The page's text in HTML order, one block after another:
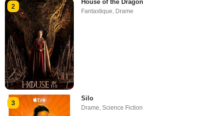
2
House of the Dragon
Fantastique Drame
3
Silo
Drame,Science Fiction